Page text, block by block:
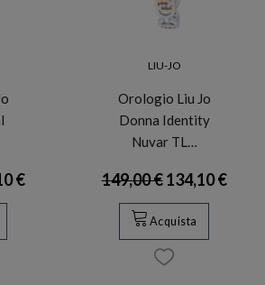
€
LIU-JO
Orologio Liu Jo
Donna Identity
Nuvar TL…
149,00 €134,10 €
Acquista